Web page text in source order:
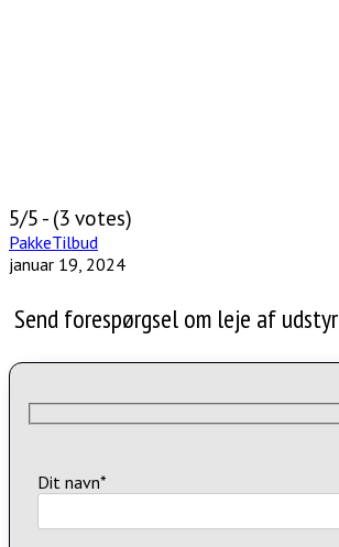
5/5 - (3 votes)
PakkeTilbud
januar 19, 2024
Send forespørgsel om leje af udstyr
Dit navn*